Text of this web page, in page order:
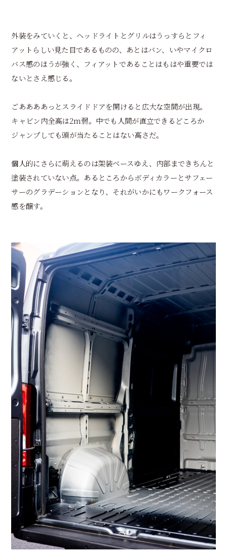
外装をみていくと、ヘッドライトとグリルはうっすらとフィ
アットらしい見た目であるものの、あとはバン、いやマイクロ
バス感のほうが強く、フィアットであることはもはや重要では
ないとさえ感じる。
ごああああっとスライドドアを開けると広大な空間が出現。
キャビン内全高は2m弱。中でも人間が直立できるどころか
ジャンプしても頭が当たることはない高さだ。
個人的にさらに萌えるのは架装ベースゆえ、内部まできちんと
塗装されていない点。あるところからボディカラーとサフェー
サーのグラデーションとなり、それがいかにもワークフォース
感を醸す。